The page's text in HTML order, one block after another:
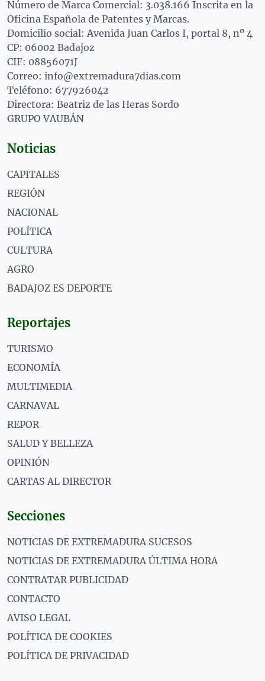
Número de Marca Comercial: 3.038.166 Inscrita en la
Oficina Española de Patentes y Marcas.
Domicilio social: Avenida Juan Carlos I, portal 8, nº 4
CP: 06002 Badajoz
CIF: 08856071J
Correo: info@extremadura7dias.com
Teléfono: 677926042
Directora: Beatriz de las Heras Sordo
GRUPO VAUBÁN
Noticias
CAPITALES
REGIÓN
NACIONAL
POLÍTICA
CULTURA
AGRO
BADAJOZ ES DEPORTE
Reportajes
TURISMO
ECONOMÍA
MULTIMEDIA
CARNAVAL
REPOR
SALUD Y BELLEZA
OPINIÓN
CARTAS AL DIRECTOR
Secciones
NOTICIAS DE EXTREMADURA SUCESOS
NOTICIAS DE EXTREMADURA ÚLTIMA HORA
CONTRATAR PUBLICIDAD
CONTACTO
AVISO LEGAL
POLÍTICA DE COOKIES
POLÍTICA DE PRIVACIDAD